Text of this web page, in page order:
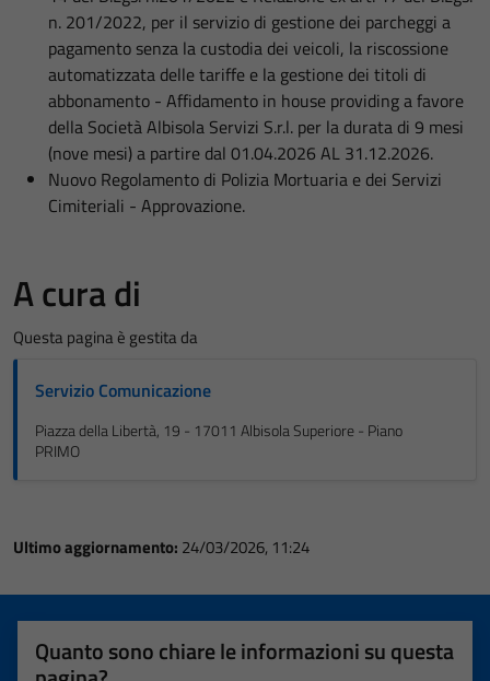
n. 201/2022, per il servizio di gestione dei parcheggi a
pagamento senza la custodia dei veicoli, la riscossione
automatizzata delle tariffe e la gestione dei titoli di
abbonamento - Affidamento in house providing a favore
della Società Albisola Servizi S.r.l. per la durata di 9 mesi
(nove mesi) a partire dal 01.04.2026 AL 31.12.2026.
Nuovo Regolamento di Polizia Mortuaria e dei Servizi
Cimiteriali - Approvazione.
A cura di
Questa pagina è gestita da
Servizio Comunicazione
Piazza della Libertà, 19 - 17011 Albisola Superiore - Piano
PRIMO
Ultimo aggiornamento: 24/03/2026, 11:24
Quanto sono chiare le informazioni su questa